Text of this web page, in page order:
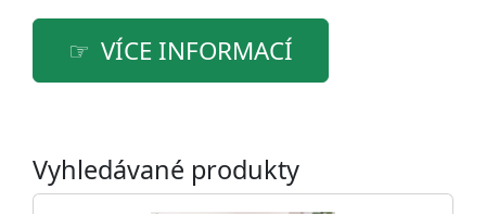
VÍCE INFORMACÍ
Vyhledávané produkty